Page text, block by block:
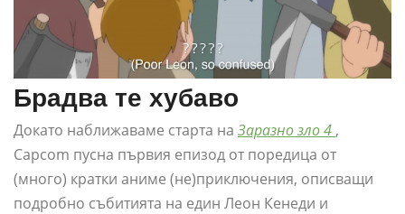
Брадва те хубаво
Докато наближаваме старта на Заразно зло 4 ,
Capcom пусна първия епизод от поредица от
(много) кратки аниме (не)приключения, описващи
подробно събитията на един Леон Кенеди и